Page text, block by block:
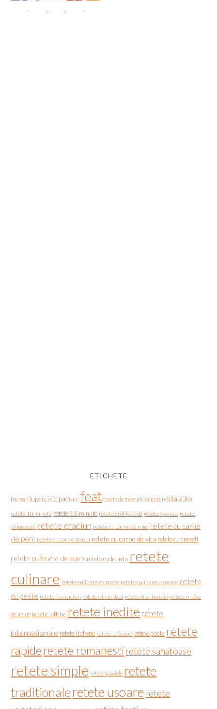
ETICHETE
bacon ciuperci de padure feat fructe de mare idei simple reteta video
retete 10 minute retete 15 minute retete ardelenesti retete asiatice retete
chinezesti retete craciun retete cu carne de miel retete cu carne
de porc retete cu carne de pui retete cu carne de vita retete cu creveti
retete cu fructe de mare retete cu leurda retete
culinare retete culinare cu paste retete culinare cu peste retete
cu peste retete de craciun retete din ardeal retete frantuzesti retete fructe
de mare retete ieftine retete inedite retete
internationale retete italiene retete la ceaun retete paste retete
rapideretete romanesti retete sanatoase
retete simple retete spaniole retete
traditionaleretete usoare retete